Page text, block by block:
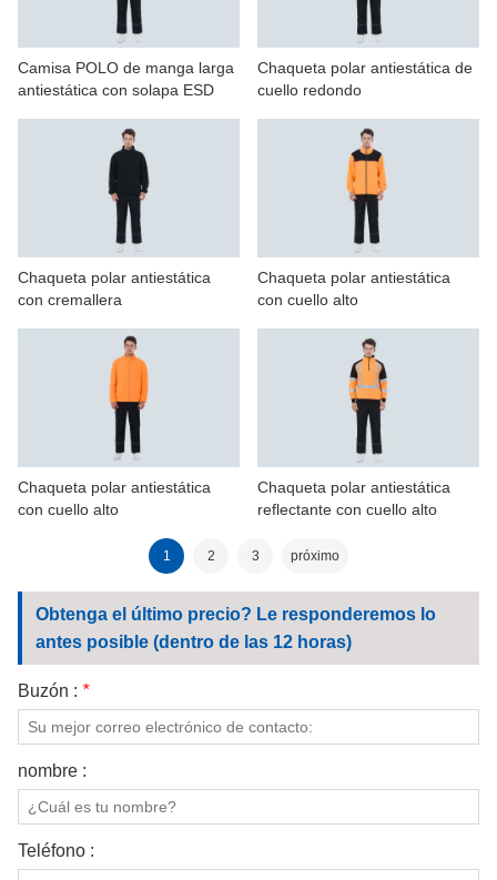
Camisa POLO de manga larga
antiestática con solapa ESD
Chaqueta polar antiestática de
cuello redondo
Chaqueta polar antiestática
con cremallera
Chaqueta polar antiestática
con cuello alto
Chaqueta polar antiestática
con cuello alto
Chaqueta polar antiestática
reflectante con cuello alto
1 2 3 próximo
Obtenga el último precio? Le responderemos lo
antes posible (dentro de las 12 horas)
Buzón : *
nombre :
Teléfono :